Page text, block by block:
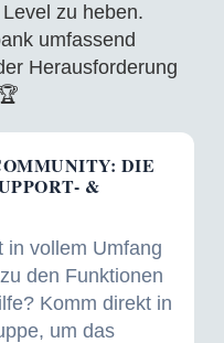
zu heben.
umfassend
Herausforderung
DIE
&
in vollem Umfang
den Funktionen
Komm direkt in
um das